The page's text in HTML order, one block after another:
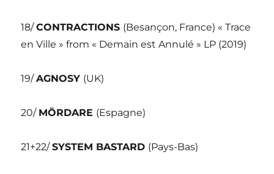
18/CONTRACTIONS (Besançon, France) « Trace
en Ville » from « Demain est Annulé » LP (2019)
19/AGNOSY (UK)
20/ MÖRDARE (Espagne)
21+22/SYSTEM BASTARD (Pays-Bas)